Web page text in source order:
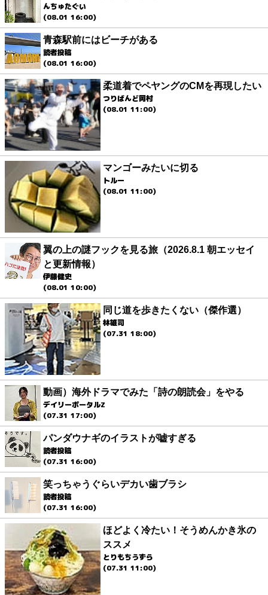
んちゅたぐい
(08.01 16:00)
青森駅前にはビーチがある
読者投稿
(08.01 16:00)
柔道着でペヤングのCMを再現したい
つりばんど岡村
(08.01 11:00)
マンゴーみたいに切る
トルー
(08.01 11:00)
翼の上の謎フックを見る旅（2026.8.1 朝エッセイ
と更新情報）
伊藤健史
(08.01 10:00)
同じ道を歩きたくない（傑作選）
林雄司
(07.31 18:00)
動画）海外ドラマでみた「詩の朗読会」をやる
デイリーポータルZ
(07.31 17:00)
パンダウナギのイラストが嘘すぎる
読者投稿
(07.31 16:00)
笑っちゃうぐらいデカい歯ブラシ
読者投稿
(07.31 16:00)
ほどよく冷たい！そうめんかき氷の
ススメ
とりもちうずら
(07.31 11:00)